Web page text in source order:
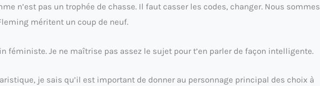
n’est pas un trophée de chasse. Il faut casser les codes, changer. Nous sommes
méritent un coup de neuf.
féministe. Je ne maîtrise pas assez le sujet pour t’en parler de façon intelligente.
je sais qu’il est important de donner au personnage principal des choix à